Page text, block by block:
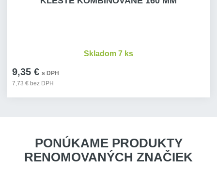
9,35 € s DPH
7,73 € bez DPH
Skladom 7 ks
PONÚKAME PRODUKTY
RENOMOVANÝCH ZNAČIEK